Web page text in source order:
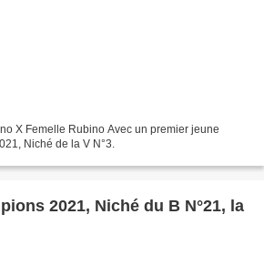
X Femelle Rubino Avec un premier jeune
Niché de la V N°3.
2021, Niché du B N°21, la